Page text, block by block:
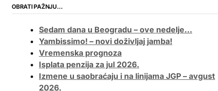
OBRATI PAŽNJU…
Sedam dana u Beogradu – ove nedelje…
Yambissimo! – novi doživljaj jamba!
Vremenska prognoza
Isplata penzija za jul 2026.
Izmene u saobraćaju i na linijama JGP – avgust
2026.